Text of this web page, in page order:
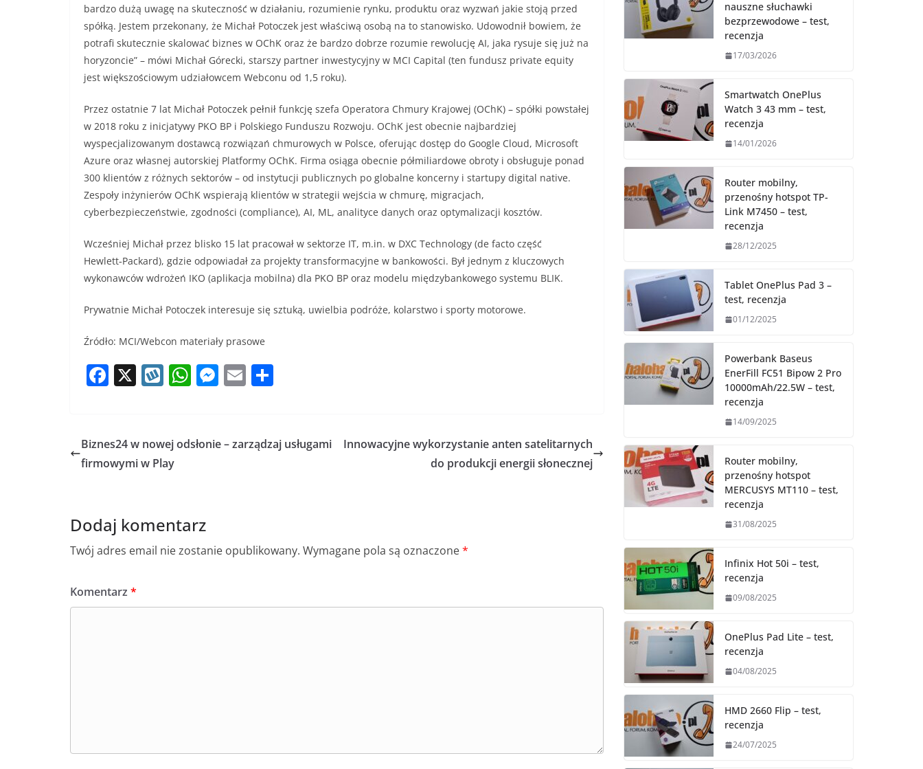
bardzo dużą uwagę na skuteczność w działaniu, rozumienie rynku, produktu oraz wyzwań jakie stoją przed
spółką. Jestem przekonany, że Michał Potoczek jest właściwą osobą na to stanowisko. Udowodnił bowiem, że
potrafi skutecznie skalować biznes w OChK oraz że bardzo dobrze rozumie rewolucję AI, jaka rysuje się już na
horyzoncie” – mówi Michał Górecki, starszy partner inwestycyjny w MCI Capital (ten fundusz private equity
jest większościowym udziałowcem Webconu od 1,5 roku).
Przez ostatnie 7 lat Michał Potoczek pełnił funkcję szefa Operatora Chmury Krajowej (OChK) – spółki powstałej
w 2018 roku z inicjatywy PKO BP i Polskiego Funduszu Rozwoju. OChK jest obecnie najbardziej
wyspecjalizowanym dostawcą rozwiązań chmurowych w Polsce, oferując dostęp do Google Cloud, Microsoft
Azure oraz własnej autorskiej Platformy OChK. Firma osiąga obecnie półmiliardowe obroty i obsługuje ponad
300 klientów z różnych sektorów – od instytucji publicznych po globalne koncerny i startupy digital native.
Zespoły inżynierów OChK wspierają klientów w strategii wejścia w chmurę, migracjach,
cyberbezpieczeństwie, zgodności (compliance), AI, ML, analityce danych oraz optymalizacji kosztów.
Wcześniej Michał przez blisko 15 lat pracował w sektorze IT, m.in. w DXC Technology (de facto część
Hewlett‑Packard), gdzie odpowiadał za projekty transformacyjne w bankowości. Był jednym z kluczowych
wykonawców wdrożeń IKO (aplikacja mobilna) dla PKO BP oraz modelu międzybankowego systemu BLIK.
Prywatnie Michał Potoczek interesuje się sztuką, uwielbia podróże, kolarstwo i sporty motorowe.
Źródło: MCI/Webcon materiały prasowe
F
e
b
k
X W
o
p
W
s
M
e
E
l e
Biznes24 w nowej odsłonie – zarządzaj usługami
firmowymi w Play
Innowacyjne wykorzystanie anten satelitarnych
do produkcji energii słonecznej
Dodaj komentarz
Twój adres email nie zostanie opublikowany. Wymagane pola są oznaczone*
Komentarz *
nauszne słuchawki
bezprzewodowe – test,
recenzja
17/03/2026
Smartwatch OnePlus
Watch 3 43 mm – test,
recenzja
14/01/2026
Router mobilny,
przenośny hotspot TP-
Link M7450 – test,
recenzja
28/12/2025
Tablet OnePlus Pad 3 –
test, recenzja
01/12/2025
Powerbank Baseus
EnerFill FC51 Bipow 2 Pro
10000mAh/22.5W – test,
recenzja
14/09/2025
Router mobilny,
przenośny hotspot
MERCUSYS MT110 – test,
recenzja
31/08/2025
Infinix Hot 50i – test,
recenzja
09/08/2025
OnePlus Pad Lite – test,
recenzja
04/08/2025
HMD 2660 Flip – test,
recenzja
24/07/2025